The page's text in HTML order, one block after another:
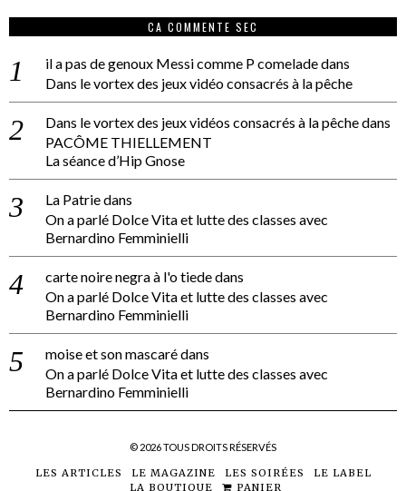
CA COMMENTE SEC
il a pas de genoux Messi comme P comeladedans
Dans le vortex des jeux vidéo consacrés à la pêche
Dans le vortex des jeux vidéos consacrés à la pêchedans
PACÔME THIELLEMENT
La séance d’Hip Gnose
La Patriedans
On a parlé Dolce Vita et lutte des classes avec
Bernardino Femminielli
carte noire negra à l'o tiededans
On a parlé Dolce Vita et lutte des classes avec
Bernardino Femminielli
moise et son mascarédans
On a parlé Dolce Vita et lutte des classes avec
Bernardino Femminielli
© 2026TOUS DROITS RÉSERVÉS
LES ARTICLES LE MAGAZINE LES SOIRÉES
LE LABEL
LA BOUTIQUE
PANIER